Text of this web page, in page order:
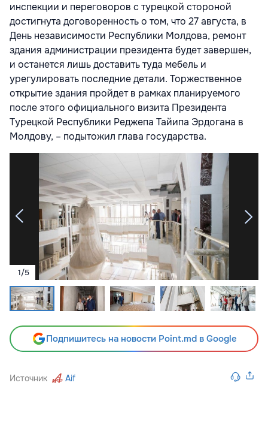
инспекции и переговоров с турецкой стороной
достигнута договоренность о том, что 27 августа, в
День независимости Республики Молдова, ремонт
здания администрации президента будет завершен,
и останется лишь доставить туда мебель и
урегулировать последние детали. Торжественное
открытие здания пройдет в рамках планируемого
после этого официального визита Президента
Турецкой Республики Реджепа Тайипа Эрдогана в
Молдову, – подытожил глава государства.
1/5
Подпишитесь на новости Point.md в Google
Источник Aif